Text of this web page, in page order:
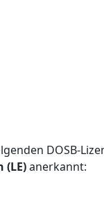
DOSB-
(LE)anerkannt: